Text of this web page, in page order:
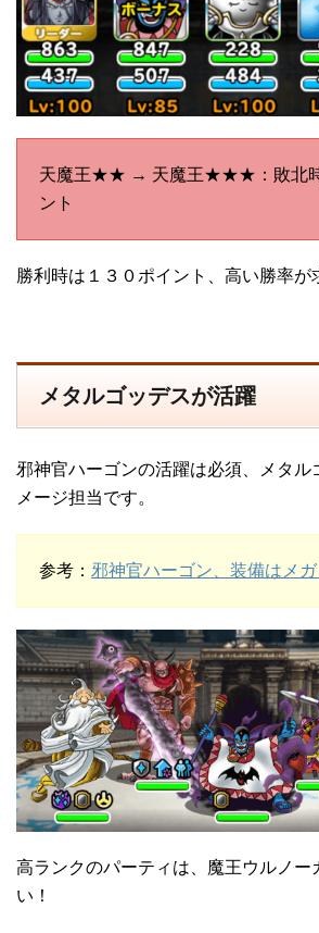
天魔王★★ → 天魔王★★★：敗北時
ント
勝利時は１３０ポイント、高い勝率が
メタルゴッデスが活躍
邪神官ハーゴンの活躍は必須、メタル
メージ担当です。
参考： 邪神官ハーゴン、装備はメガ
高ランクのパーティは、魔王ウルノー
い！